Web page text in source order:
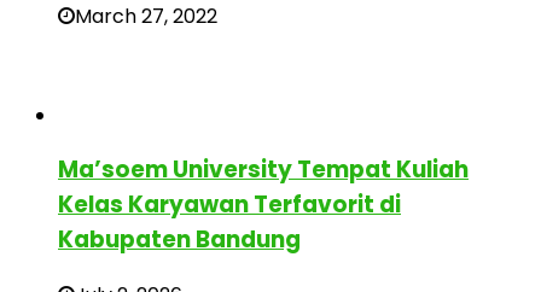
March 27, 2022
Ma’soem University Tempat Kuliah
Kelas Karyawan Terfavorit di
Kabupaten Bandung